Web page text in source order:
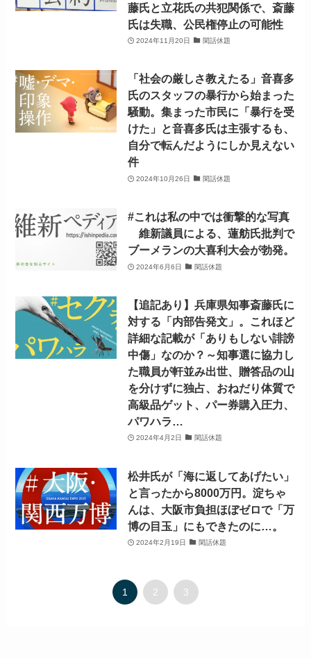
藤氏と立花氏の共犯関係で、斎藤
氏は失職、公民権停止の可能性
2024年11月20日 閑話休題
「社会の厳しさ教えたる」音喜多
氏のスタッフの暴行から始まった
騒動。集まった市民に「暴行を受
けた」と音喜多氏は主張するも、
自分で転んだようにしか見えない
件
2024年10月26日 閑話休題
#これは私の中では衝撃的な写真
維新議員による、蓮舫氏批判で
ブーメランの大喜利大会が勃発。
2024年6月6日 閑話休題
【追記あり】兵庫県知事斎藤氏に
対する「内部告発文」。これほど
詳細な記載が「ありもしない誹謗
中傷」なのか？～知事選に協力し
た職員が軒並み出世、贈答品の山
を分けずに独占、おねだり体質で
高級品ゲット、パー券購入圧力、
パワハラ…
2024年4月2日 閑話休題
松井氏が「海に返してあげたい」
と言ったから8000万円。淀ちゃ
んは、大阪市負担ほぼゼロで「万
博の目玉」にもできたのに…。
2024年2月19日 閑話休題
1 2 3